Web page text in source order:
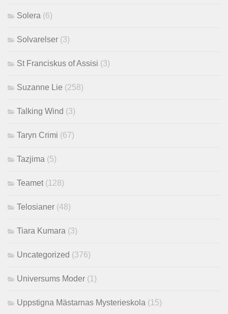
Solera (6)
Solvarelser (3)
St Franciskus of Assisi (3)
Suzanne Lie (258)
Talking Wind (3)
Taryn Crimi (67)
Tazjima (5)
Teamet (128)
Telosianer (48)
Tiara Kumara (3)
Uncategorized (376)
Universums Moder (1)
Uppstigna Mästarnas Mysterieskola (15)